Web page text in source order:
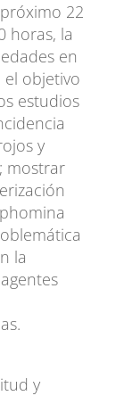
22
horas, la
en
el objetivo
estudios
y
mostrar
la
y